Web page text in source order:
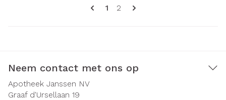
Pagina's
U lees momenteel pagina
1 Pagina
2
Neem contact met ons op
Apotheek Janssen NV
Graaf d'Ursellaan 19